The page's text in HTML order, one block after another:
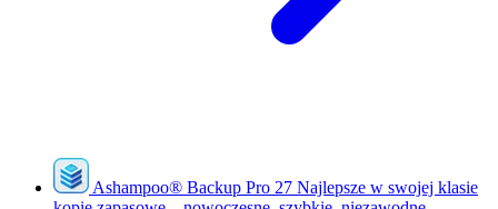
Ashampoo® Backup Pro 27 Najlepsze w swojej klasie